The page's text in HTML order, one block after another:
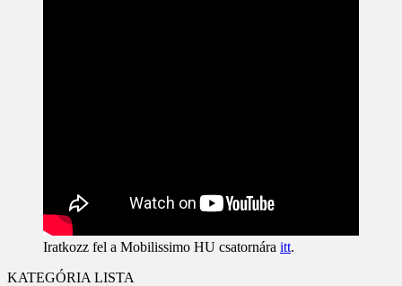
Iratkozz fel a Mobilissimo HU csatornára itt.
KATEGÓRIA LISTA